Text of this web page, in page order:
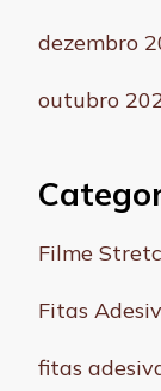
dezembro
outubro
Filme
Fitas
fitas